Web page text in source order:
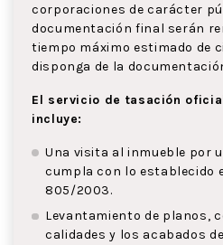
corporaciones de carácter
documentación final serán
tiempo máximo estimado de
disponga de la
El servicio de tasación
incluye:
Una visita al inmueble por
cumpla con lo establecido
805/2003.
Levantamiento de planos,
calidades y los acabados